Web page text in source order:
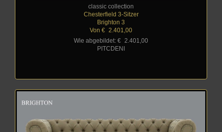
classic collection
Chesterfield 3-Sitzer
Brighton 3
Von € 2.401,00
Wie abgebildet: €
2.401,00
PITCDENI